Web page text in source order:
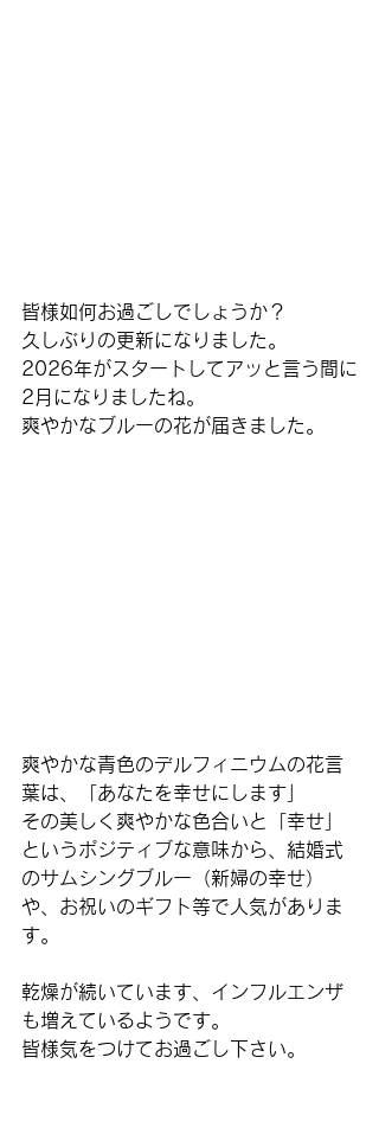
皆様如何お過ごしでしょうか？
久しぶりの更新になりました。
2026年がスタートしてアッと言う間に
2月になりましたね。
爽やかなブルーの花が届きました。
爽やかな青色のデルフィニウムの花言
葉は、「あなたを幸せにします」
その美しく爽やかな色合いと「幸せ」
というポジティブな意味から、結婚式
のサムシングブルー（新婦の幸せ）
や、お祝いのギフト等で人気がありま
す。
乾燥が続いています、インフルエンザ
も増えているようです。
皆様気をつけてお過ごし下さい。